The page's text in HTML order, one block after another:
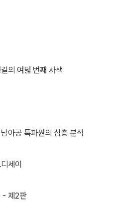
의 여덟 번째 사색
아공 특파원의 심층 분석
세이
- 제2판